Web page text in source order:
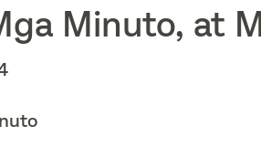
Minuto, at